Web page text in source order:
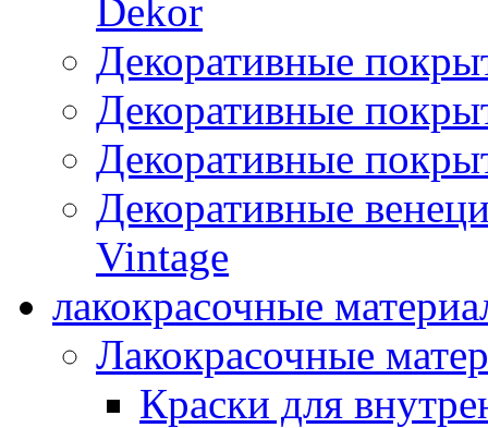
Dekor
Декоративные
Декоративные
Декоративные
Декоративные
Vintage
лакокрасочные
Лакокрасочные
Краски для